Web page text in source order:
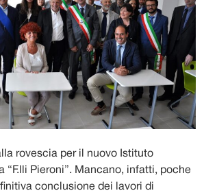
rovescia per il nuovo Istituto
“F.lli Pieroni”. Mancano, infatti, poche
conclusione dei lavori di